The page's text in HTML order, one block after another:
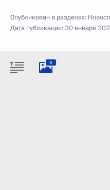
Опубликован в разделах:
Дата публикации:30 января
6